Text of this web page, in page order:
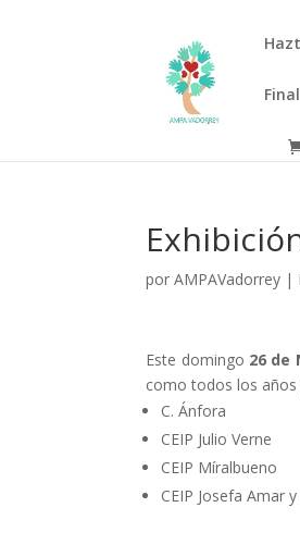
porAMPAVadorrey |
Este domingo 26 de
como todos los
C. Ánfora
CEIP Julio Verne
CEIP Míralbueno
CEIP Josefa Amar